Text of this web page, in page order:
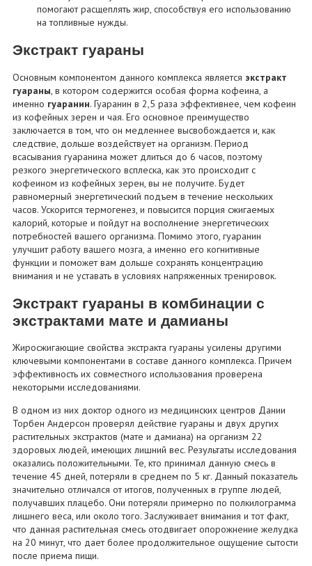
помогают расщеплять жир, способствуя его использованию
на топливные нужды.
Экстракт гуараны
Основным компонентом данного комплекса является экстракт
гуараны , в котором содержится особая форма кофеина, а
именно гуаранин. Гуаранин в 2,5 раза эффективнее, чем кофеин
из кофейных зерен и чая. Его основное преимущество
заключается в том, что он медленнее высвобождается и, как
следствие, дольше воздействует на организм. Период
всасывания гуаранина может длиться до 6 часов, поэтому
резкого энергетического всплеска, как это происходит с
кофеином из кофейных зерен, вы не получите. Будет
равномерный энергетический подъем в течение нескольких
часов. Ускорится термогенез, и повысится порция сжигаемых
калорий, которые и пойдут на восполнение энергетических
потребностей вашего организма. Помимо этого, гуаранин
улучшит работу вашего мозга, а именно его когнитивные
функции и поможет вам дольше сохранять концентрацию
внимания и не уставать в условиях напряженных тренировок.
Экстракт гуараны в комбинации с
экстрактами мате и дамианы
Жиросжигающие свойства экстракта гуараны усилены другими
ключевыми компонентами в составе данного комплекса. Причем
эффективность их совместного использования проверена
некоторыми исследованиями.
В одном из них доктор одного из медицинских центров Дании
Торбен Андерсон проверял действие гуараны и двух других
растительных экстрактов (мате и дамиана) на организм 22
здоровых людей, имеющих лишний вес. Результаты исследования
оказались положительными. Те, кто принимал данную смесь в
течение 45 дней, потеряли в среднем по 5 кг. Данный показатель
значительно отличался от итогов, полученных в группе людей,
получавших плацебо. Они потеряли примерно по полкилограмма
лишнего веса, или около того. Заслуживает внимания и тот факт,
что данная растительная смесь отодвигает опорожнение желудка
на 20 минут, что дает более продолжительное ощущение сытости
после приема пищи.